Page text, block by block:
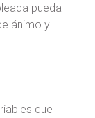
pueda
ánimo y
que